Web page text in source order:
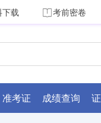
下载 考前密卷
准考证 成绩查询